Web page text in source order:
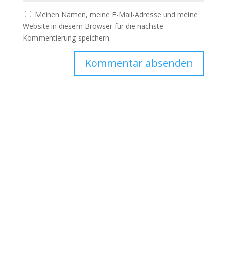
Meinen Namen, meine E-Mail-Adresse und meine
Website in diesem Browser für die nächste
Kommentierung speichern.